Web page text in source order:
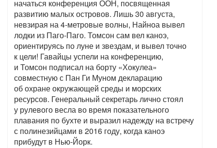
начаться конференция ООН, посвященная
развитию малых островов. Лишь 30 августа,
невзирая на 4-метровые волны, Найноа вывел
лодки из Паго-Паго. Томсон сам вел каноэ,
ориентируясь по луне и звездам, и вывел точно
к цели! Гавайцы успели на конференцию,
и Томсон подписал на борту «Хокулеа»
совместную с Пан Ги Муном декларацию
об охране окружающей среды и морских
ресурсов. Генеральный секретарь лично стоял
у рулевого весла во время показательного
плавания по бухте и выразил надежду на встречу
с полинезийцами в 2016 году, когда каноэ
прибудут в Нью-Йорк.